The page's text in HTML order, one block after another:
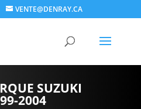
VENTE@DENRAY.CA
SUZUKI
2004